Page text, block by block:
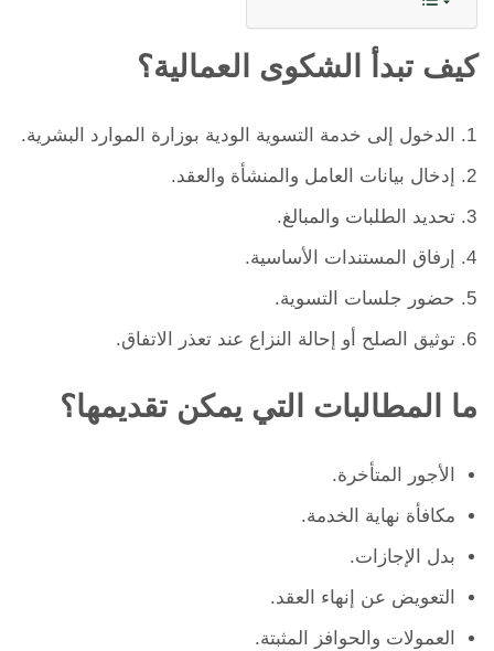
كيف تبدأ الشكوى العمالية؟
الدخول إلى خدمة التسوية الودية بوزارة الموارد البشرية.
إدخال بيانات العامل والمنشأة والعقد.
تحديد الطلبات والمبالغ.
إرفاق المستندات الأساسية.
حضور جلسات التسوية.
توثيق الصلح أو إحالة النزاع عند تعذر الاتفاق.
ما المطالبات التي يمكن تقديمها؟
الأجور المتأخرة.
مكافأة نهاية الخدمة.
بدل الإجازات.
التعويض عن إنهاء العقد.
العمولات والحوافز المثبتة.